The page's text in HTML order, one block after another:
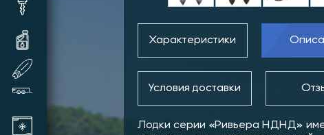
Характеристики
Условия доставки
Лодки серии «Ривьера НДНД»
Масла и смазки для техники
Автохолодильники